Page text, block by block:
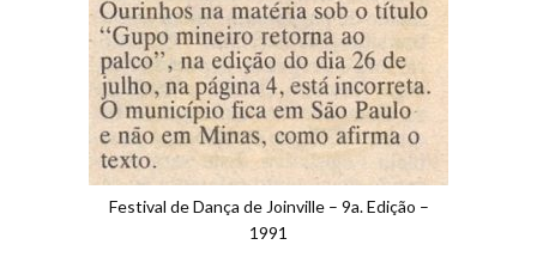
Festival de Dança de Joinville – 9a. Edição –
1991